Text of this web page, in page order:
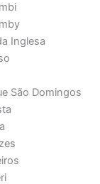
Inglesa
São Domingos